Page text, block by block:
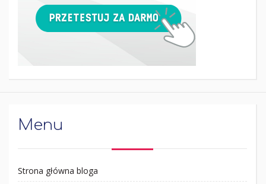
Menu
Strona główna bloga